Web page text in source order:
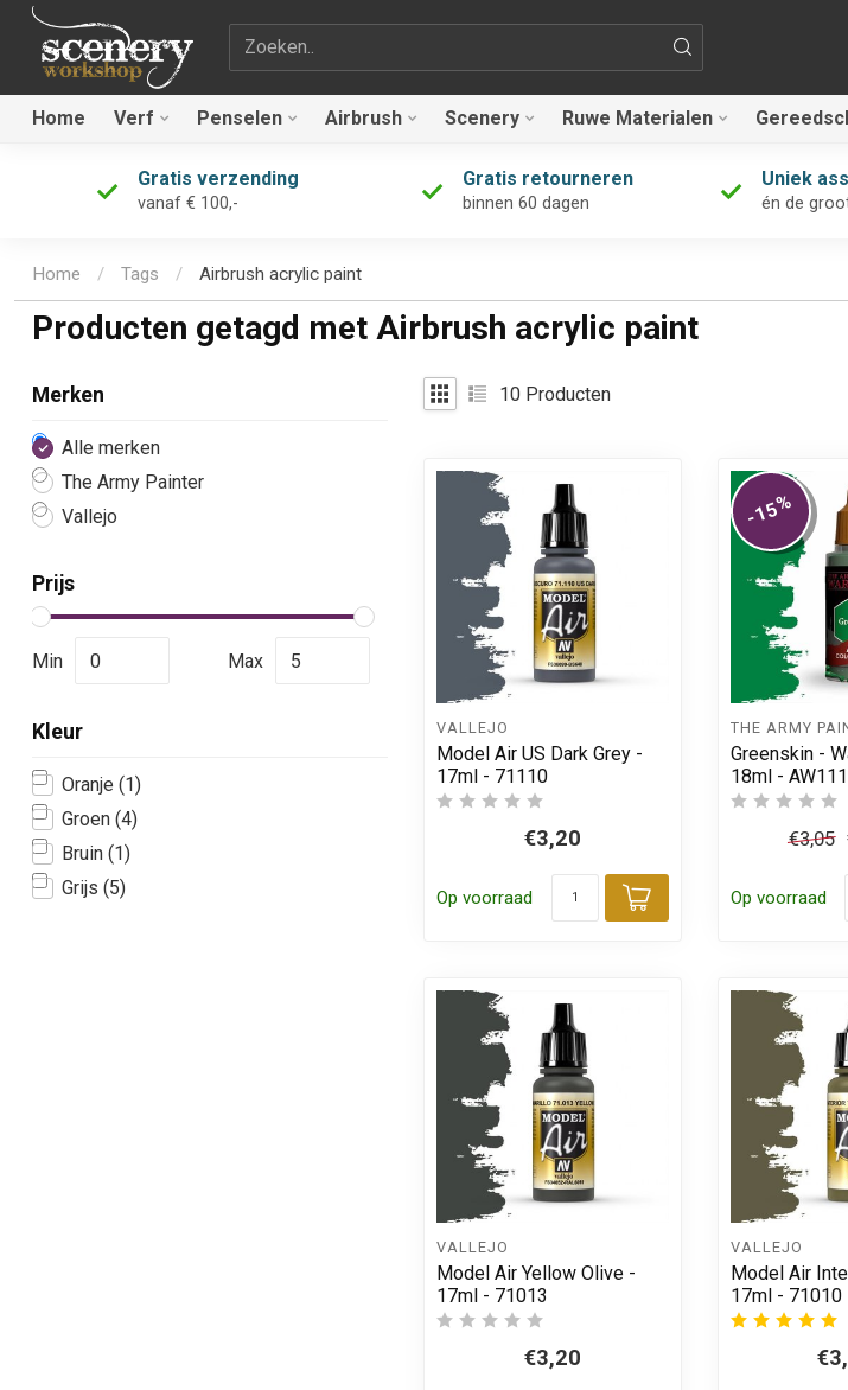
Zoekterm
Home Verf Penselen Airbrush Scenery Ruwe Materialen
Gratis verzending
vanaf € 100,-
Gratis retourneren
binnen 60 dagen
Uniek
én de
Home / Tags / Airbrush acrylic paint
Producten getagd met Airbrush acrylic paint
Merken
Alle merken
The Army Painter
Vallejo
Kleur
Oranje (1)
Groen (4)
Bruin (1)
Grijs (5)
Prijs
Min Max
10 Producten
VALLEJO
Model Air US Dark Grey -
17ml - 71110
€3,20
Op voorraad
Toevoegen aan
-15%
THE ARMY
Greenskin -
18ml -
€3,05
Op voorraad
VALLEJO
Model Air Yellow Olive -
17ml - 71013
€3,20
VALLEJO
Model Air
17ml - 71010